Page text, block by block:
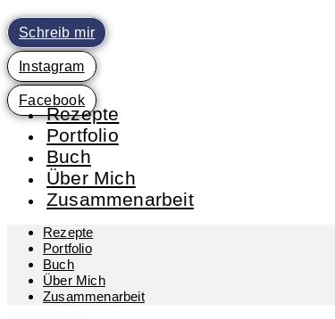
Zum
Inhalt
springen
Schreib mir
Instagram
Facebook
Rezepte
Portfolio
Buch
Über Mich
Zusammenarbeit
Rezepte
Portfolio
Buch
Über Mich
Zusammenarbeit